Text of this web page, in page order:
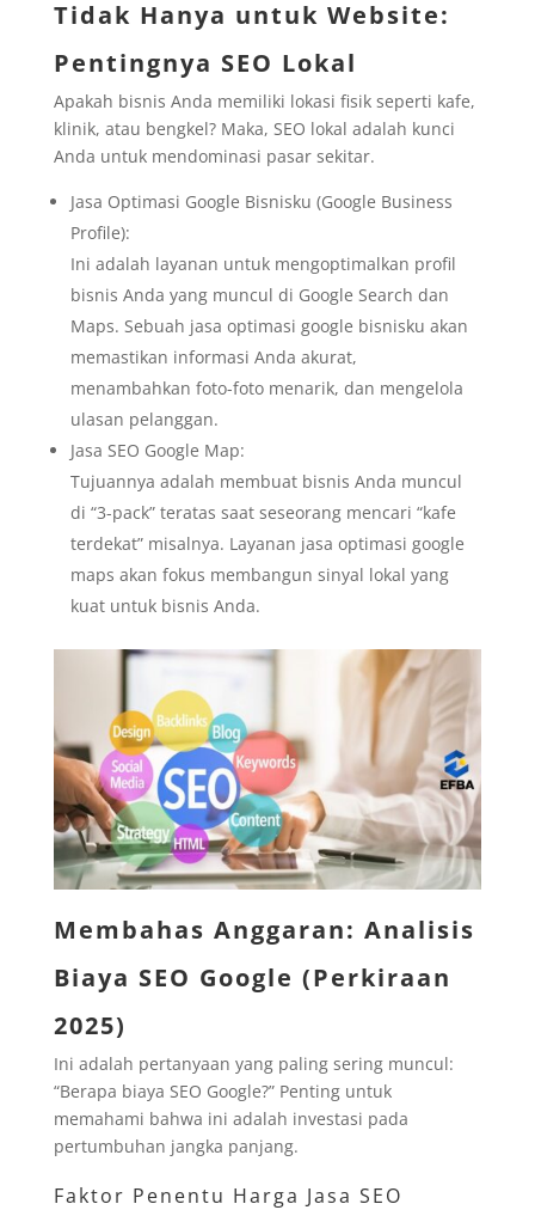
Tidak Hanya untuk Website:
Pentingnya SEO Lokal
Apakah bisnis Anda memiliki lokasi fisik seperti kafe,
klinik, atau bengkel? Maka, SEO lokal adalah kunci
Anda untuk mendominasi pasar sekitar.
Jasa Optimasi Google Bisnisku (Google Business
Profile):
Ini adalah layanan untuk mengoptimalkan profil
bisnis Anda yang muncul di Google Search dan
Maps. Sebuah jasa optimasi google bisnisku akan
memastikan informasi Anda akurat,
menambahkan foto-foto menarik, dan mengelola
ulasan pelanggan.
Jasa SEO Google Map:
Tujuannya adalah membuat bisnis Anda muncul
di “3-pack” teratas saat seseorang mencari “kafe
terdekat” misalnya. Layanan jasa optimasi google
maps akan fokus membangun sinyal lokal yang
kuat untuk bisnis Anda.
Membahas Anggaran: Analisis
Biaya SEO Google (Perkiraan
2025)
Ini adalah pertanyaan yang paling sering muncul:
“Berapa biaya SEO Google?” Penting untuk
memahami bahwa ini adalah investasi pada
pertumbuhan jangka panjang.
Faktor Penentu Harga Jasa SEO